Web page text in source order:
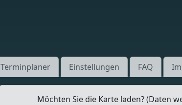
Terminplaner Einstellungen FAQ
Möchten Sie die Karte laden? (Daten